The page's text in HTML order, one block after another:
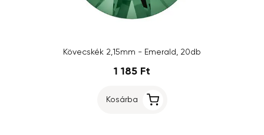
Kövecskék 2,15mm - Emerald, 20db
1 185 Ft
Kosárba